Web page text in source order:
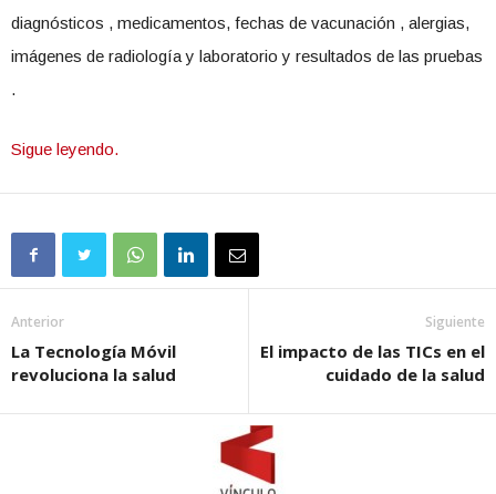
diagnósticos , medicamentos, fechas de vacunación , alergias,
imágenes de radiología y laboratorio y resultados de las pruebas
.
Sigue leyendo.
Anterior
La Tecnología Móvil
revoluciona la salud
Siguiente
El impacto de las TICs en el
cuidado de la salud